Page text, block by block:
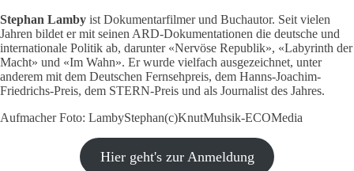
Stephan Lamby ist Dokumentarfilmer und Buchautor. Seit vielen
Jahren bildet er mit seinen ARD-Dokumentationen die deutsche und
internationale Politik ab, darunter «Nervöse Republik», «Labyrinth der
Macht» und «Im Wahn». Er wurde vielfach ausgezeichnet, unter
anderem mit dem Deutschen Fernsehpreis, dem Hanns-Joachim-
Friedrichs-Preis, dem STERN-Preis und als Journalist des Jahres.
Aufmacher Foto: LambyStephan(c)KnutMuhsik-ECOMedia
Hier geht's zur Anmeldung